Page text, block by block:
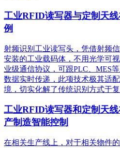
工业RFID读写器与定制天
例
射频识别工业读写头，凭借射频
安装的工业载码体，不用光学可
业级通信协议，可跟PLC、MES
数据实时传递，此项技术极其适
境，切实化解了传统识别方式于
工业RFID读写器和定制天
产制造智能控制
在相关生产线上，对于相关物件